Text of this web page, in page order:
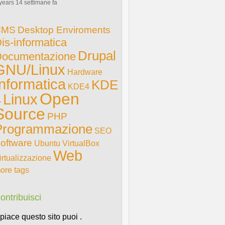
14 settimane fa
Desktop Enviroments
informatica
Drupal
Linux Hardware
KDE4 KDE
LinuxOpen
PHP
SEO
Ubuntu VirtualBox
Web
tags
questo sito puoi .